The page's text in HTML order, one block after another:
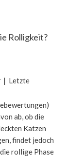
Rolligkeit?
| Letzte
)
ab, ob die
Katzen
findet jedoch
rollige Phase